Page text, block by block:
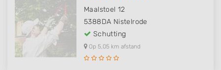
Maalstoel 12
5388DA Nistelrode
Schutting
Op 5,05 km afstand